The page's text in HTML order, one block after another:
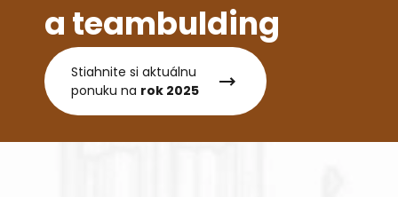
a teambulding
Stiahnite si aktuálnu
ponuku na rok 2025